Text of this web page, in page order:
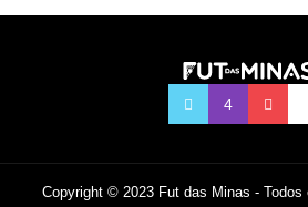
Copyright © 2023 Fut das Minas - Todos